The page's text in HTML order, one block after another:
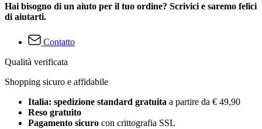
Hai bisogno di un aiuto per il tuo ordine? Scrivici e saremo felici
di aiutarti.
Contatto
Qualità verificata
Shopping sicuro e affidabile
Italia: spedizione standard gratuita a partire da € 49,90
Reso gratuito
Pagamento sicuro con crittografia SSL